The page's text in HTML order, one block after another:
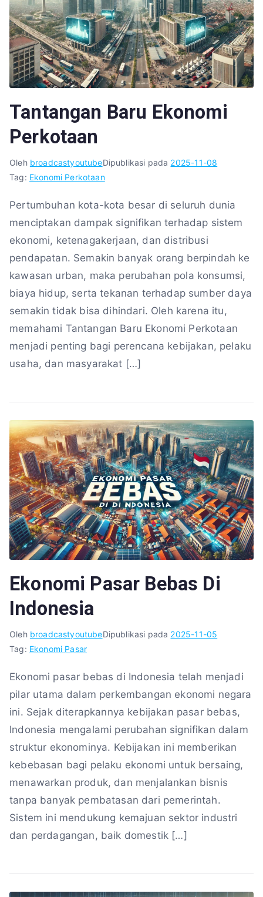
Tantangan Baru Ekonomi
Perkotaan
Oleh broadcastyoutubeDipublikasi pada 2025-11-08
Tag: Ekonomi Perkotaan
Pertumbuhan kota-kota besar di seluruh dunia
menciptakan dampak signifikan terhadap sistem
ekonomi, ketenagakerjaan, dan distribusi
pendapatan. Semakin banyak orang berpindah ke
kawasan urban, maka perubahan pola konsumsi,
biaya hidup, serta tekanan terhadap sumber daya
semakin tidak bisa dihindari. Oleh karena itu,
memahami Tantangan Baru Ekonomi Perkotaan
menjadi penting bagi perencana kebijakan, pelaku
usaha, dan masyarakat […]
Ekonomi Pasar Bebas Di
Indonesia
Oleh broadcastyoutubeDipublikasi pada 2025-11-05
Tag: Ekonomi Pasar
Ekonomi pasar bebas di Indonesia telah menjadi
pilar utama dalam perkembangan ekonomi negara
ini. Sejak diterapkannya kebijakan pasar bebas,
Indonesia mengalami perubahan signifikan dalam
struktur ekonominya. Kebijakan ini memberikan
kebebasan bagi pelaku ekonomi untuk bersaing,
menawarkan produk, dan menjalankan bisnis
tanpa banyak pembatasan dari pemerintah.
Sistem ini mendukung kemajuan sektor industri
dan perdagangan, baik domestik […]